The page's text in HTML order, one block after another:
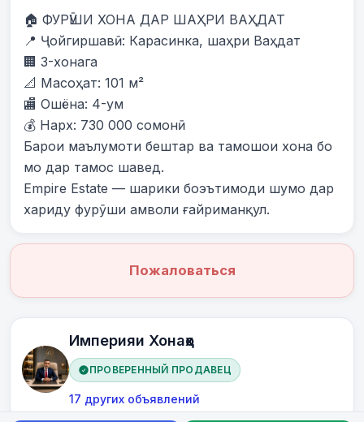
🏠 ФУРӮШИ ХОНА ДАР ШАҲРИ ВАҲДАТ
📍 Ҷойгиршавӣ: Карасинка, шаҳри Ваҳдат
🏢 3-хонага
📐 Масоҳат: 101 м²
🏬 Ошёна: 4-ум
💰 Нарх: 730 000 сомонӣ
Барои маълумоти бештар ва тамошои хона бо
мо дар тамос шавед.
Empire Estate — шарики боэътимоди шумо дар
хариду фурӯши амволи ғайриманқул.
Пожаловаться
Империяи Хонаҳо
ПРОВЕРЕННЫЙ ПРОДАВЕЦ
17 других объявлений